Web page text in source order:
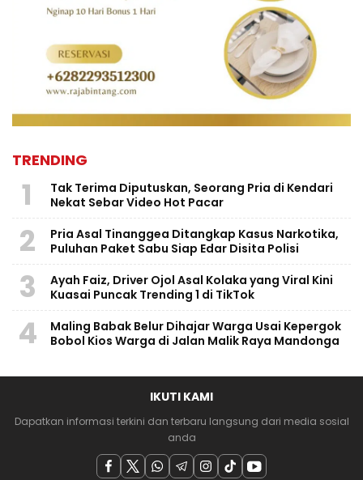
TRENDING
1
Tak Terima Diputuskan, Seorang Pria di Kendari
Nekat Sebar Video Hot Pacar
2
Pria Asal Tinanggea Ditangkap Kasus Narkotika,
Puluhan Paket Sabu Siap Edar Disita Polisi
3
Ayah Faiz, Driver Ojol Asal Kolaka yang Viral Kini
Kuasai Puncak Trending 1 di TikTok
4
Maling Babak Belur Dihajar Warga Usai Kepergok
Bobol Kios Warga di Jalan Malik Raya Mandonga
IKUTI KAMI
Dapatkan informasi terkini dan terbaru langsung dari media sosial
anda